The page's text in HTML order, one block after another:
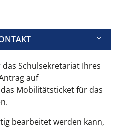
Schulsekretariat Ihres
auf
Mobilitätsticket für das
bearbeitet werden kann,